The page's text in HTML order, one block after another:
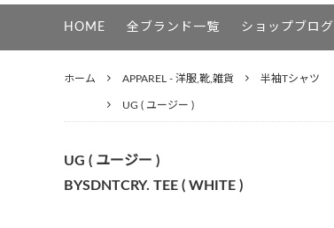
HAVE A GRATEFUL DAY ( ハブアグレイ
トフルデイ )
PATAGONIA ( パタゴニア )
GREENCLOTHING ( グリーンクロージン
HOME 全ブランド一覧 ショップブログ
ホーム APPAREL - 洋服,靴,雑貨 半袖Tシャツ
UG ( ユージー )
UG ( ユージー )
BYSDNTCRY. TEE ( WHITE )